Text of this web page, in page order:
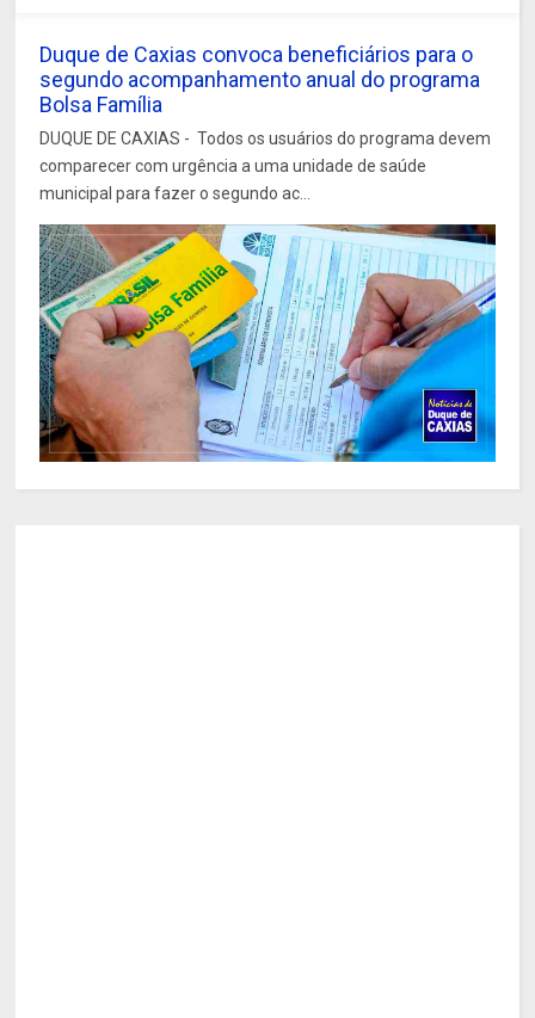
Duque de Caxias convoca beneficiários para o
segundo acompanhamento anual do programa
Bolsa Família
DUQUE DE CAXIAS - Todos os usuários do programa devem
comparecer com urgência a uma unidade de saúde
municipal para fazer o segundo ac...